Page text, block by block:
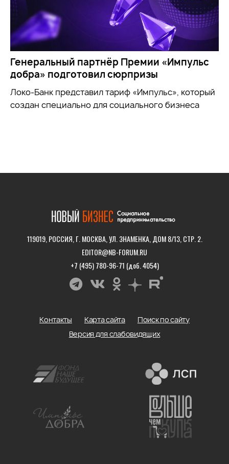
Генеральный партнёр Премии «Импульс
добра» подготовил сюрпризы
Локо-Банк представил тариф «Импульс», который
создан специально для социального бизнеса
119019, РОССИЯ, Г. МОСКВА, УЛ. ЗНАМЕНКА, ДОМ 8/13, СТР. 2.
EDITOR@NB-FORUM.RU
+7 (495) 780-96-71 (доб. 4054)
Контакты Карта сайта
Поиск по сайту
Версия для слабовидящих